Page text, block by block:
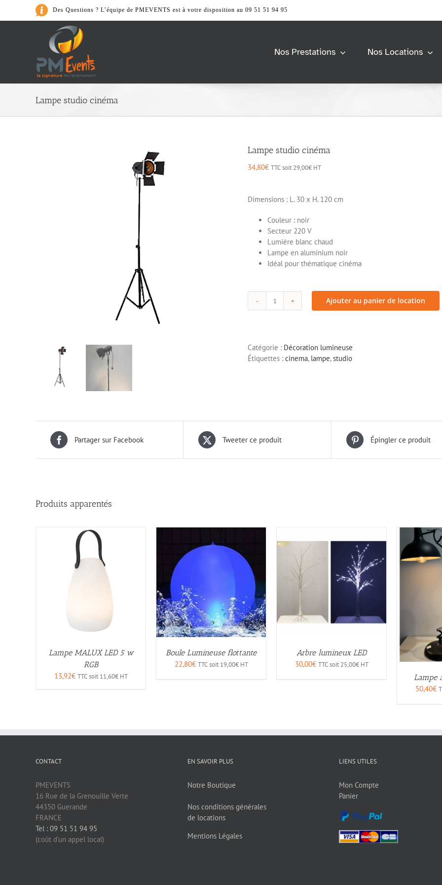
Des Questions ? L’équipe de PMEVENTS est à votre disposition au 09 51 51 94 95
Nos Prestations Nos Locations
Art de la Table
> Accessoires
> Matériel de cuisine
Son & Lumière
Barnum &
> Accessoires
> Tente Pliante
> Accessoires
> Espace lounge
> Mange debout
> Table
> Chaise et tabouret
Univers Scène
> Praticable de scène
Lampe studio cinéma
Lampe studio cinéma
34,80€ TTC soit 29,00€ HT
Dimensions : L. 30 x H. 120 cm
Couleur : noir
Secteur 220 V
Lumière blanc chaud
Lampe en aluminium noir
Idéal pour thématique cinéma
quantité
cinéma
Ajouter au panier de location
Catégorie : Décoration lumineuse
Étiquettes : cinema, lampe,studio
Partager sur Facebook Tweeter ce produit Épingler ce produit
Produits apparentés
Lampe MALUX LED 5 w
RGB
13,92€ TTC soit 11,60€HT
Boule Lumineuse flottante
22,80€ TTC soit 19,00€HT
Arbre lumineux LED
30,00€ TTC soit 25,00€HT
Lampe
50,40€
CONTACT
PMEVENTS
16 Rue de la Grenouille Verte
44350 Guerande
FRANCE
Tel : 09 51 51 94 95
(coût d’un appel local)
EN SAVOIR PLUS
Notre Boutique
Nos conditions générales
de locations
Mentions Légales
LIENS UTILES
Mon Compte
Panier